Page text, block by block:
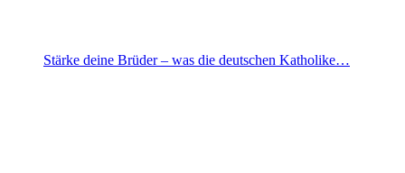
Stärke deine Brüder – was die deutschen Katholike…